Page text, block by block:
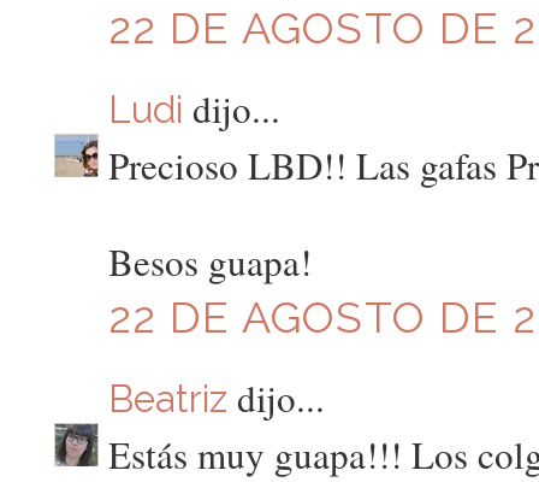
22 DE AGOSTO DE
Ludi dijo...
Precioso LBD!! Las gafas
Besos guapa!
22 DE AGOSTO DE
Beatriz dijo...
Estás muy guapa!!! Los